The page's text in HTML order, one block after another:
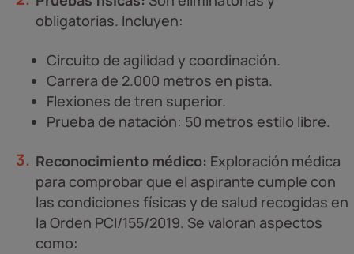
obligatorias. Incluyen:
Circuito de agilidad y coordinación.
Carrera de 2.000 metros en pista.
Flexiones de tren superior.
Prueba de natación: 50 metros estilo libre.
Reconocimiento médico: Exploración médica
para comprobar que el aspirante cumple con
las condiciones físicas y de salud recogidas en
la Orden PCI/155/2019. Se valoran aspectos
como: